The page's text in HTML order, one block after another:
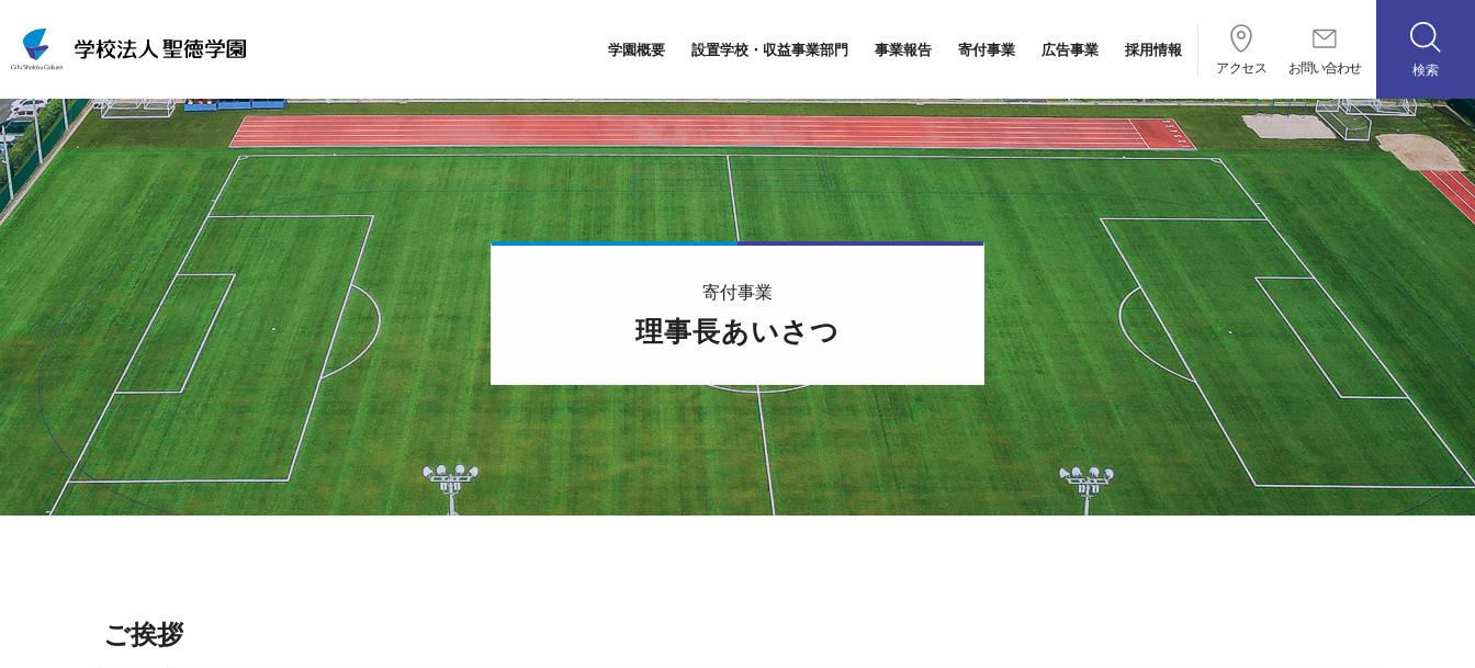
学園概要 設置学校・収益事業部門 事業報告 寄付事業 広告事業 採用情報
アクセス お問い合わせ
理事長あいさつ
寄付事業
ご挨拶